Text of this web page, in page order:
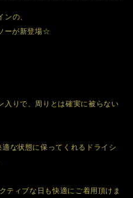
の、
ーが新登場☆
入りで、周りとは確実に被らない
な状態に保ってくれるドライシ
ティブな日も快適にご着用頂けま